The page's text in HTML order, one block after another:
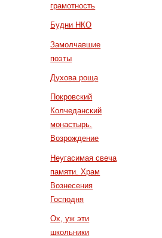
грамотность
Будни НКО
Замолчавшие
поэты
Духова роща
Покровский
Колчеданский
монастырь.
Возрождение
Неугасимая свеча
памяти. Храм
Вознесения
Господня
Ох, уж эти
школьники